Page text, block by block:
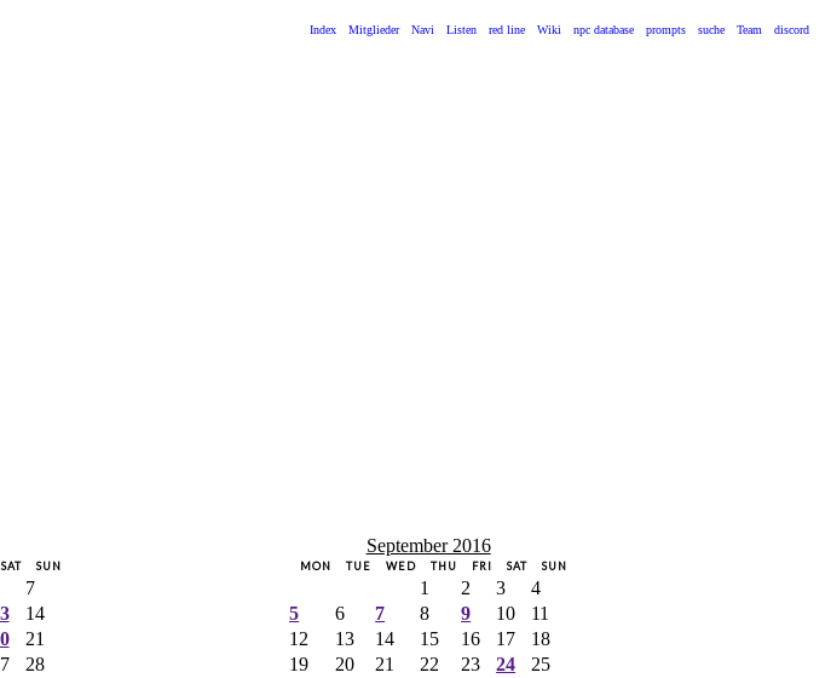
discord
Team
suche
prompts
npc database
Wiki
red line
Listen
Navi
Mitglieder
Index
SAT SUN
7
14
21
28
September 2016
MON TUE WED THU FRI SAT SUN
1 2 3
4
5
6 7 8 9 10
11
12
13 14 15 16 17
18
19
20 21 22 23 24
25